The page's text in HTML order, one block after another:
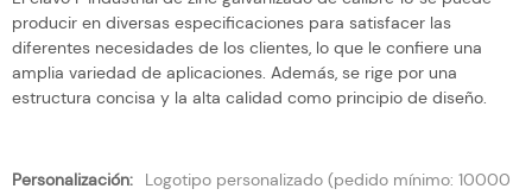
producir en diversas especificaciones para satisfacer las
diferentes necesidades de los clientes, lo que le confiere una
amplia variedad de aplicaciones. Además, se rige por una
estructura concisa y la alta calidad como principio de diseño.
Personalización:
Logotipo personalizado (pedido mínimo: 10000